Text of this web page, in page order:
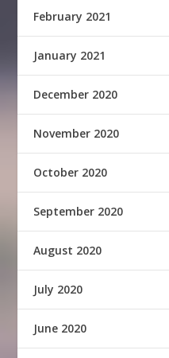
February 2021
January 2021
December 2020
November 2020
October 2020
September 2020
August 2020
July 2020
June 2020